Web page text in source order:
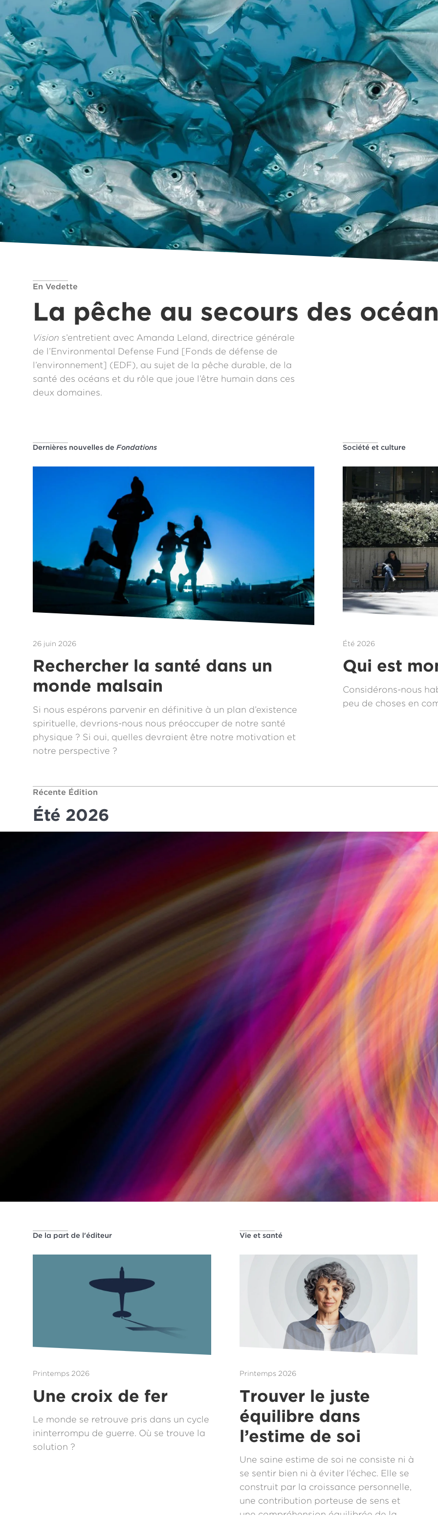
En Vedette
La pêche au secours des
Vision s’entretient avec Amanda Leland, directrice générale
de l’Environmental Defense Fund [Fonds de défense de
l’environnement] (EDF), au sujet de la pêche durable, de la
santé des océans et du rôle que joue l’être humain dans ces
deux domaines.
Dernières nouvelles deFondations
26 juin 2026
Rechercher la santé dans un
monde malsain
Si nous espérons parvenir en définitive à un plan d’existence
spirituelle, devrions-nous nous préoccuper de notre santé
physique ? Si oui, quelles devraient être notre motivation et
notre perspective ?
Société et culture
Été 2026
Qui est
Considérons-nous
peu de choses en
Récente Édition
Été 2026
De la part de l'éditeur
Printemps 2026
Une croix de fer
Le monde se retrouve pris dans un cycle
ininterrompu de guerre. Où se trouve la
solution ?
Vie et santé
Printemps 2026
Trouver le juste
équilibre dans
l’estime de soi
Une saine estime de soi ne consiste ni à
se sentir bien ni à éviter l’échec. Elle se
construit par la croissance personnelle,
une contribution porteuse de sens et
une compréhension équilibrée de la